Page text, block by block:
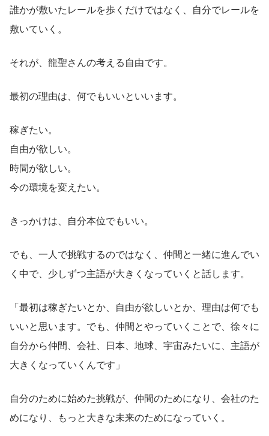
誰かが敷いたレールを歩くだけではなく、自分でレールを
敷いていく。
それが、龍聖さんの考える自由です。
最初の理由は、何でもいいといいます。
稼ぎたい。
自由が欲しい。
時間が欲しい。
今の環境を変えたい。
きっかけは、自分本位でもいい。
でも、一人で挑戦するのではなく、仲間と一緒に進んでい
く中で、少しずつ主語が大きくなっていくと話します。
「最初は稼ぎたいとか、自由が欲しいとか、理由は何でも
いいと思います。でも、仲間とやっていくことで、徐々に
自分から仲間、会社、日本、地球、宇宙みたいに、主語が
大きくなっていくんです」
自分のために始めた挑戦が、仲間のためになり、会社のた
めになり、もっと大きな未来のためになっていく。